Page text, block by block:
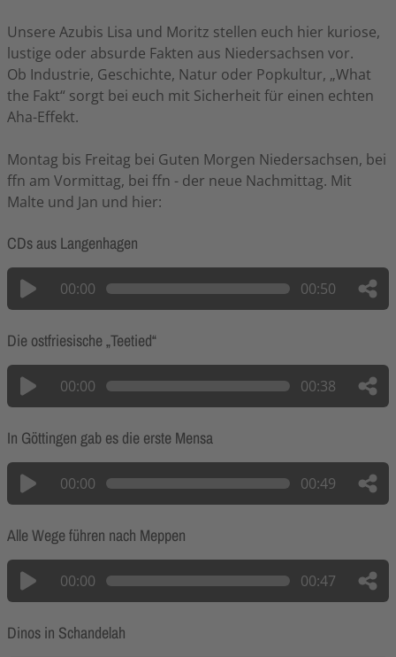
Unsere Azubis Lisa und Moritz stellen euch hier kuriose,
lustige oder absurde Fakten aus Niedersachsen vor.
Ob Industrie, Geschichte, Natur oder Popkultur, „What
the Fakt“ sorgt bei euch mit Sicherheit für einen echten
Aha-Effekt.
Montag bis Freitag bei Guten Morgen Niedersachsen, bei
ffn am Vormittag, bei ffn - der neue Nachmittag. Mit
Malte und Jan und hier:
CDs aus Langenhagen
00:00 00:50
Die ostfriesische „Teetied“
00:00 00:38
In Göttingen gab es die erste Mensa
00:00 00:49
Alle Wege führen nach Meppen
00:00 00:47
Dinos in Schandelah